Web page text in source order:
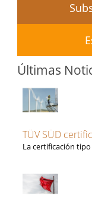
Últimas
TÜV SÜD
La certificación